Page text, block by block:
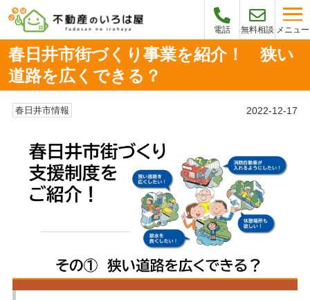
電話 無料相談 メニュー
春日井市街づくり事業を紹介！ 狭い
道路を広くできる？
春日井市情報 2022-12-17